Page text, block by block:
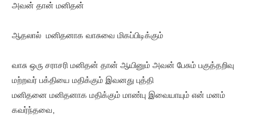
அவன் தான் மனிதன்
ஆதலால் மனிதனாக வாசுவை மிகப்பிடிக்கும்
வாசு ஒரு சராசரி மனிதன் தான் ஆயினும் அவன் பேசும் பகுத்தறிவு
மற்றவர் பக்தியை மதிக்கும் இவனது புத்தி
மனிதனை மனிதனாக மதிக்கும் மாண்பு இவையாயும் என் மனம்
கவர்ந்தவை,